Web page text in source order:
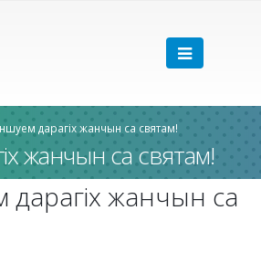
дарагіх жанчын са святам!
жанчын са святам!
дарагіх жанчын са